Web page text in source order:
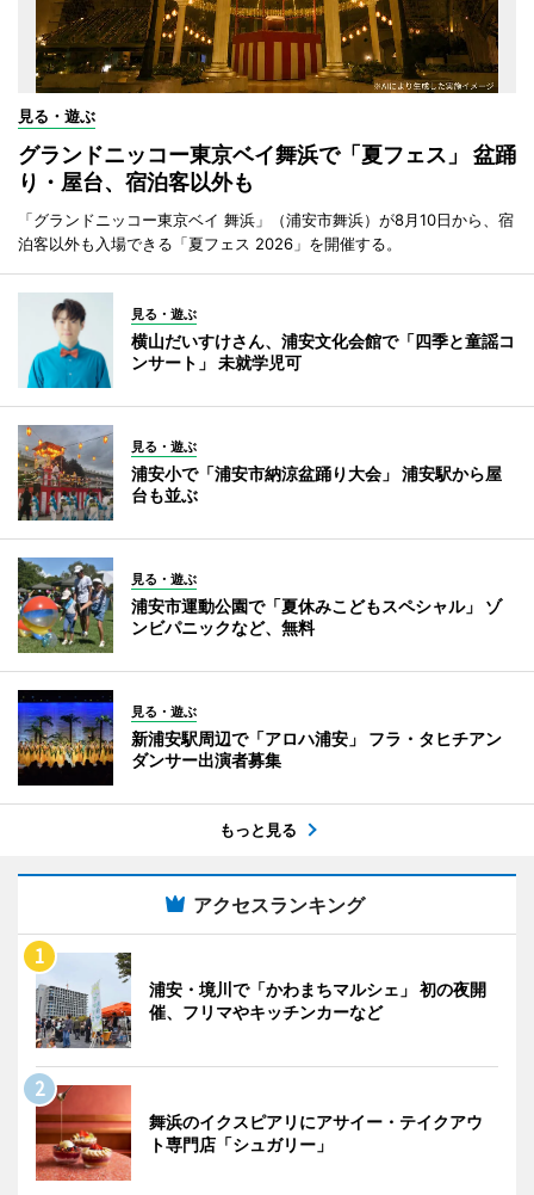
見る・遊ぶ
グランドニッコー東京ベイ舞浜で「夏フェス」 盆踊
り・屋台、宿泊客以外も
「グランドニッコー東京ベイ 舞浜」（浦安市舞浜）が8月10日から、宿
泊客以外も入場できる「夏フェス 2026」を開催する。
見る・遊ぶ
横山だいすけさん、浦安文化会館で「四季と童謡コ
ンサート」 未就学児可
見る・遊ぶ
浦安小で「浦安市納涼盆踊り大会」 浦安駅から屋
台も並ぶ
見る・遊ぶ
浦安市運動公園で「夏休みこどもスペシャル」 ゾ
ンビパニックなど、無料
見る・遊ぶ
新浦安駅周辺で「アロハ浦安」 フラ・タヒチアン
ダンサー出演者募集
もっと見る
アクセスランキング
浦安・境川で「かわまちマルシェ」 初の夜開
催、フリマやキッチンカーなど
舞浜のイクスピアリにアサイー・テイクアウ
ト専門店「シュガリー」